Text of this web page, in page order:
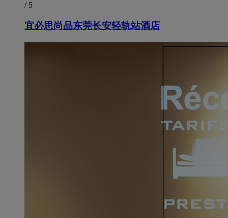
/ 5
宜必思尚品东莞长安轻轨站酒店